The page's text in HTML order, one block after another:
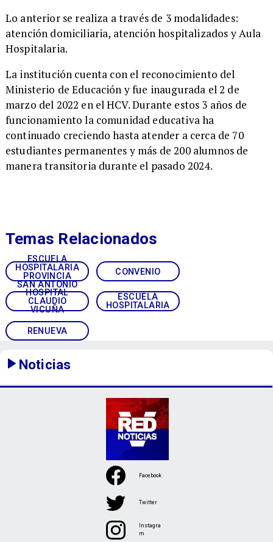
Lo anterior se realiza a través de 3 modalidades:
atención domiciliaria, atención hospitalizados y Aula
Hospitalaria.
La institución cuenta con el reconocimiento del
Ministerio de Educación y fue inaugurada el 2 de
marzo del 2022 en el HCV. Durante estos 3 años de
funcionamiento la comunidad educativa ha
continuado creciendo hasta atender a cerca de 70
estudiantes permanentes y más de 200 alumnos de
manera transitoria durante el pasado 2024.
ESCUELA
HOSPITALARIA
PROVINCIA
SAN ANTONIO
CONVENIO
HOSPITAL
CLAUDIO
VICUÑA
ESCUELA
HOSPITALARIA
RENUEVA
Temas Relacionados
Noticias
Facebook
Twitter
Instagra
m